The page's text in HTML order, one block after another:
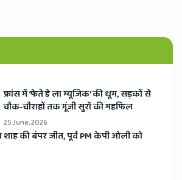
​फ्रांस में ‘फेते डे ला म्यूजिक’ की धूम, सड़कों से
चौक-चौराहों तक गूंजी सुरों की महफिल
25 June, 2026
की बंपर जीत, पूर्व PM केपी ओली को